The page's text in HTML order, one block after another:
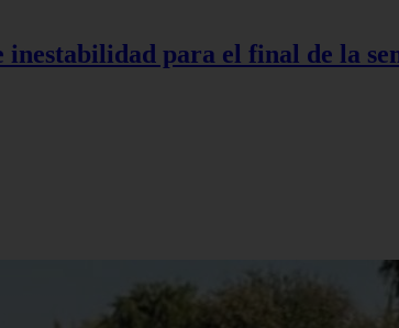
para el final de la